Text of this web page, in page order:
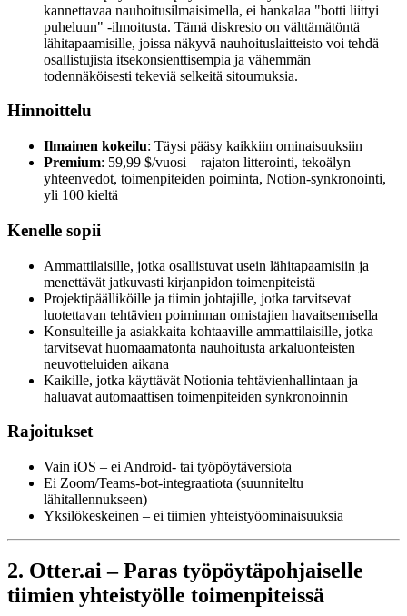
kannettavaa nauhoitusilmaisimella, ei hankalaa "botti liittyi
puheluun" -ilmoitusta. Tämä diskresio on välttämätöntä
lähitapaamisille, joissa näkyvä nauhoituslaitteisto voi tehdä
osallistujista itsekonsienttisempia ja vähemmän
todennäköisesti tekeviä selkeitä sitoumuksia.
Hinnoittelu
Ilmainen kokeilu: Täysi pääsy kaikkiin ominaisuuksiin
Premium: 59,99 $/vuosi – rajaton litterointi, tekoälyn
yhteenvedot, toimenpiteiden poiminta, Notion-synkronointi,
yli 100 kieltä
Kenelle sopii
Ammattilaisille, jotka osallistuvat usein lähitapaamisiin ja
menettävät jatkuvasti kirjanpidon toimenpiteistä
Projektipäälliköille ja tiimin johtajille, jotka tarvitsevat
luotettavan tehtävien poiminnan omistajien havaitsemisella
Konsulteille ja asiakkaita kohtaaville ammattilaisille, jotka
tarvitsevat huomaamatonta nauhoitusta arkaluonteisten
neuvotteluiden aikana
Kaikille, jotka käyttävät Notionia tehtävienhallintaan ja
haluavat automaattisen toimenpiteiden synkronoinnin
Rajoitukset
Vain iOS – ei Android- tai työpöytäversiota
Ei Zoom/Teams-bot-integraatiota (suunniteltu
lähitallennukseen)
Yksilökeskeinen – ei tiimien yhteistyöominaisuuksia
2. Otter.ai – Paras työpöytäpohjaiselle
tiimien yhteistyölle toimenpiteissä